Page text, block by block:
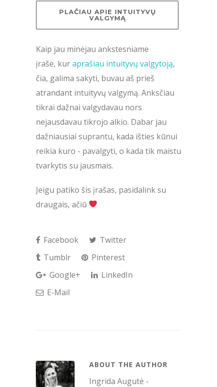
PLAČIAU APIE INTUITYVŲ
VALGYMĄ
Kaip jau minėjau ankstesniame
įraše, kuraprašiau intuityvų valgytoją,
čia, galima sakyti, buvau aš prieš
atrandant intuityvų valgymą. Anksčiau
tikrai dažnai valgydavau nors
nejausdavau tikrojo alkio. Dabar jau
dažniausiai suprantu, kada išties kūnui
reikia kuro - pavalgyti, o kada tik maistu
tvarkytis su jausmais.
Jeigu patiko šis įrašas, pasidalink su
draugais, ačiū
Facebook
Twitter
Tumblr
Pinterest
Google+
LinkedIn
E-Mail
ABOUT THE AUTHOR
Ingrida Augutė -